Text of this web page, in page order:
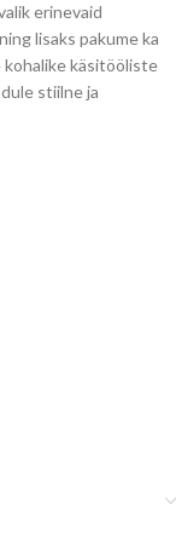
erinevaid
lisaks pakume ka
kohalike käsitööliste
stiilne ja